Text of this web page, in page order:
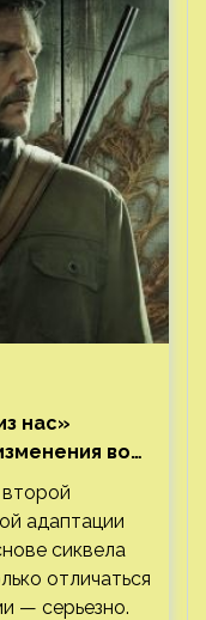
нас»
во
адаптации
сиквела
отличаться
— серьезно.